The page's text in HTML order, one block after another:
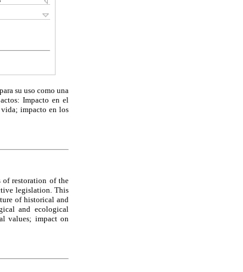
su uso como una
Impacto en el
impacto en los
of restoration of the
legislation. This
of historical and
and ecological
values; impact on